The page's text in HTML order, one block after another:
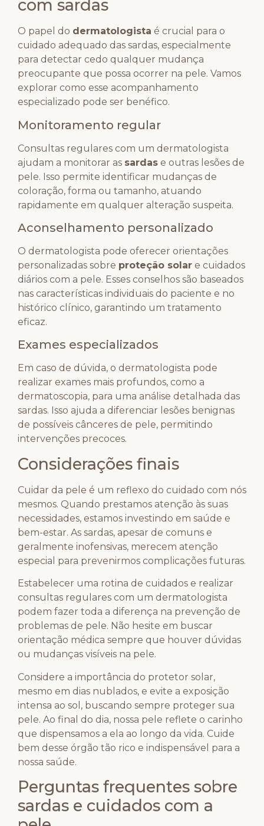
com sardas
O papel do dermatologista é crucial para o
cuidado adequado das sardas, especialmente
para detectar cedo qualquer mudança
preocupante que possa ocorrer na pele. Vamos
explorar como esse acompanhamento
especializado pode ser benéfico.
Monitoramento regular
Consultas regulares com um dermatologista
ajudam a monitorar as sardas e outras lesões de
pele. Isso permite identificar mudanças de
coloração, forma ou tamanho, atuando
rapidamente em qualquer alteração suspeita.
Aconselhamento personalizado
O dermatologista pode oferecer orientações
personalizadas sobre proteção solar e cuidados
diários com a pele. Esses conselhos são baseados
nas características individuais do paciente e no
histórico clínico, garantindo um tratamento
eficaz.
Exames especializados
Em caso de dúvida, o dermatologista pode
realizar exames mais profundos, como a
dermatoscopia, para uma análise detalhada das
sardas. Isso ajuda a diferenciar lesões benignas
de possíveis cânceres de pele, permitindo
intervenções precoces.
Considerações finais
Cuidar da pele é um reflexo do cuidado com nós
mesmos. Quando prestamos atenção às suas
necessidades, estamos investindo em saúde e
bem-estar. As sardas, apesar de comuns e
geralmente inofensivas, merecem atenção
especial para prevenirmos complicações futuras.
Estabelecer uma rotina de cuidados e realizar
consultas regulares com um dermatologista
podem fazer toda a diferença na prevenção de
problemas de pele. Não hesite em buscar
orientação médica sempre que houver dúvidas
ou mudanças visíveis na pele.
Considere a importância do protetor solar,
mesmo em dias nublados, e evite a exposição
intensa ao sol, buscando sempre proteger sua
pele. Ao final do dia, nossa pele reflete o carinho
que dispensamos a ela ao longo da vida. Cuide
bem desse órgão tão rico e indispensável para a
nossa saúde.
Perguntas frequentes sobre
sardas e cuidados com a